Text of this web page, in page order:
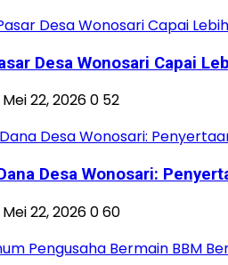
Desa Wonosari Capai
Mei 22, 20260 52
Desa Wonosari:
Mei 22, 2026060